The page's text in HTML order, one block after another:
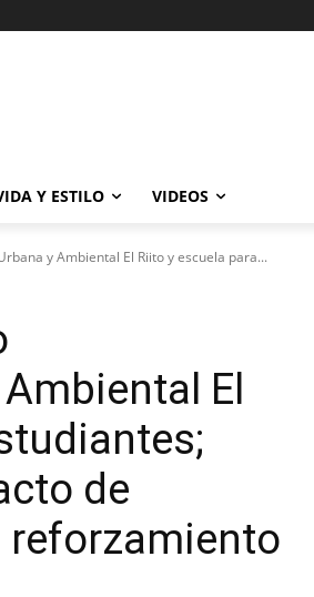
Y ESTILO VIDEOS
y Ambiental El Riito y escuela para...
El
de
reforzamiento